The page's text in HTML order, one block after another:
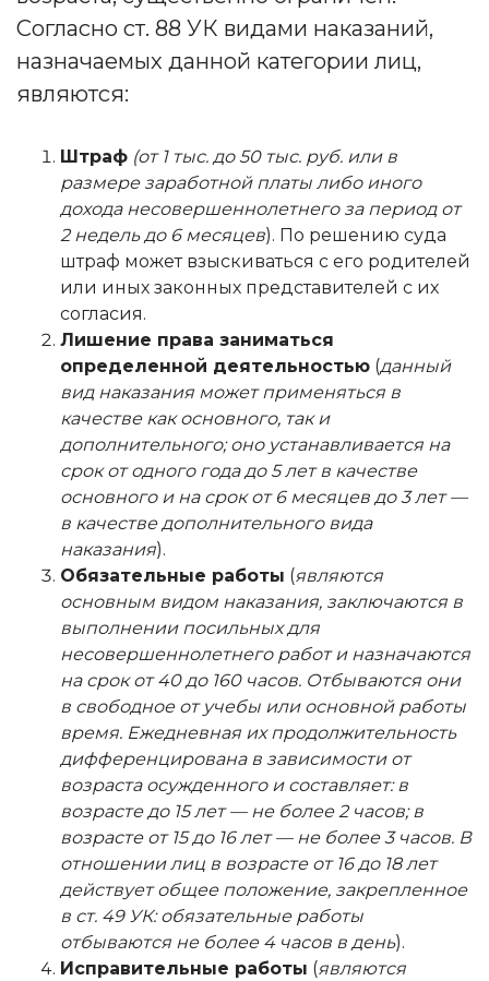
Согласно ст. 88 УК видами наказаний,
назначаемых данной категории лиц,
являются:
Штраф (от 1 тыс. до 50 тыс. руб. или в
размере заработной платы либо иного
дохода несовершеннолетнего за период от
2 недель до 6 месяцев). По решению суда
штраф может взыскиваться с его родителей
или иных законных представителей с их
согласия.
Лишение права заниматься
определенной деятельностью (данный
вид наказания может применяться в
качестве как основного, так и
дополнительного; оно устанавливается на
срок от одного года до 5 лет в качестве
основного и на срок от 6 месяцев до 3 лет —
в качестве дополнительного вида
наказания).
Обязательные работы (являются
основным видом наказания, заключаются в
выполнении посильных для
несовершеннолетнего работ и назначаются
на срок от 40 до 160 часов. Отбываются они
в свободное от учебы или основной работы
время. Ежедневная их продолжительность
дифференцирована в зависимости от
возраста осужденного и составляет: в
возрасте до 15 лет — не более 2 часов; в
возрасте от 15 до 16 лет — не более 3 часов. В
отношении лиц в возрасте от 16 до 18 лет
действует общее положение, закрепленное
в ст. 49 УК: обязательные работы
отбываются не более 4 часов в день).
Исправительные работы (являются